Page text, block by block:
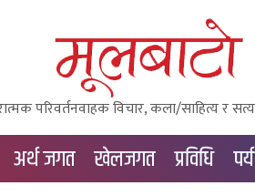
परिवर्तनवाहक विचार, कला/साहित्य र
अर्थ जगत खेलजगत प्रविधि